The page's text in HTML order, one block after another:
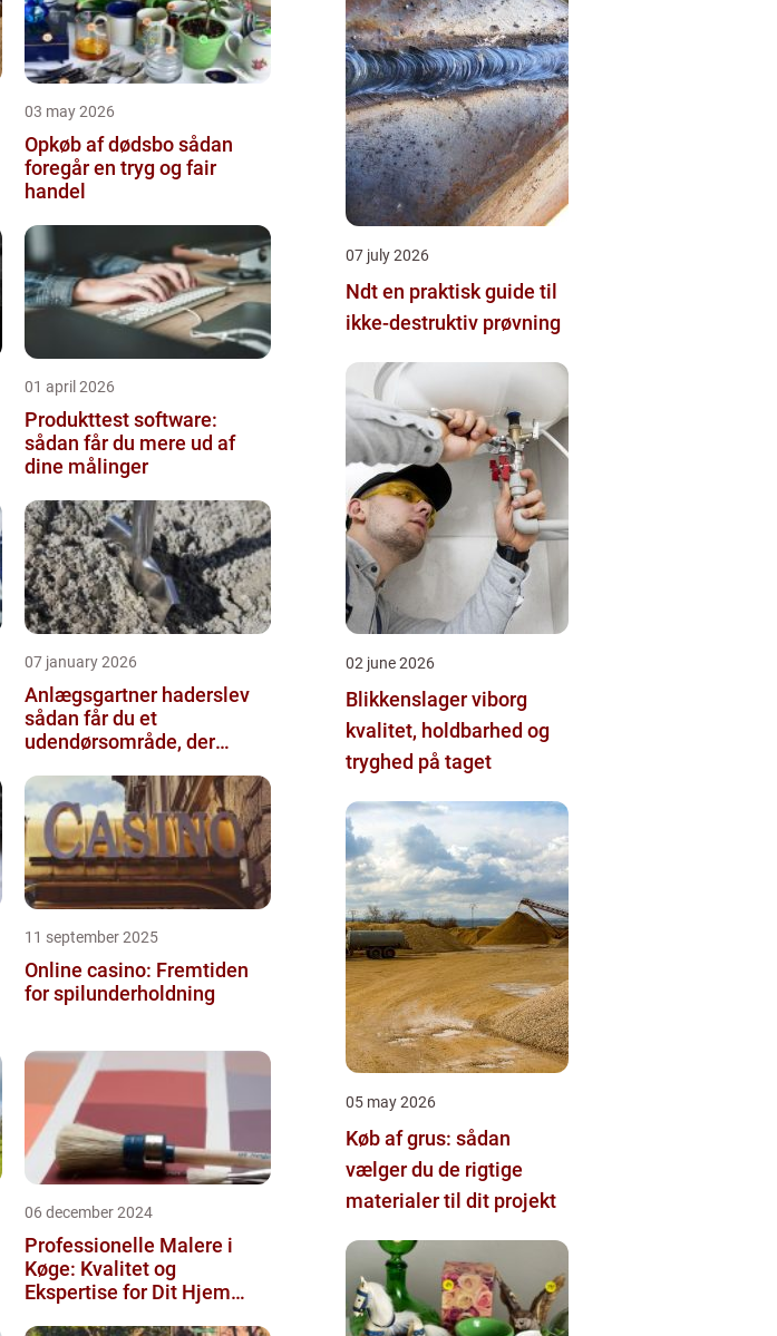
03 may 2026
Opkøb af dødsbo sådan
foregår en tryg og fair
handel
01 april 2026
Produkttest software:
sådan får du mere ud af
dine målinger
07 january 2026
Anlægsgartner haderslev
sådan får du et
udendørsområde, der
11 september 2025
Online casino: Fremtiden
for spilunderholdning
06 december 2024
Professionelle Malere i
Køge: Kvalitet og
Ekspertise for Dit Hjem
07 july 2026
Ndt en praktisk guide til
ikke-destruktiv prøvning
02 june 2026
Blikkenslager viborg
kvalitet, holdbarhed og
tryghed på taget
05 may 2026
Køb af grus: sådan
vælger du de rigtige
materialer til dit projekt